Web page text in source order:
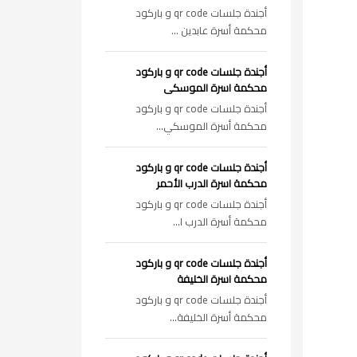
أجندة جلسات qr code و باركود
محكمة أسرة عابدين ...
أجندة جلسات qr code و باركود
محكمة اسرة الموسكى
أجندة جلسات qr code و باركود
محكمة أسرة الموسكي...
أجندة جلسات qr code و باركود
محكمة اسرة الدرب الأحمر
أجندة جلسات qr code و باركود
محكمة أسرة الدرب ا...
أجندة جلسات qr code و باركود
محكمة اسرة الخليفة
أجندة جلسات qr code و باركود
محكمة أسرة الخليفة...